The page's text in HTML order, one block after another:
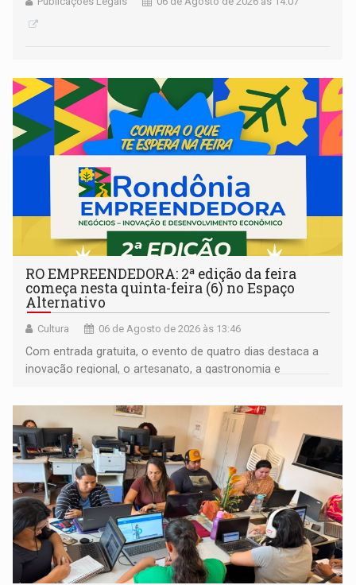
RO EMPREENDEDORA: 2ª edição da feira
começa nesta quinta-feira (6) no Espaço
Alternativo
Cultura 06 de Agosto de 2026 às 13:46
Com entrada gratuita, o evento de quatro dias destaca a
inovação regional, o artesanato, a gastronomia e